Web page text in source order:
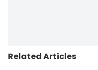
Related Articles